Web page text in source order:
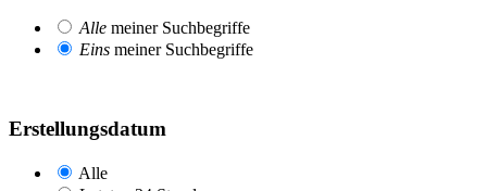
Alle meiner Suchbegriffe
Eins meiner Suchbegriffe
Erstellungsdatum
Alle